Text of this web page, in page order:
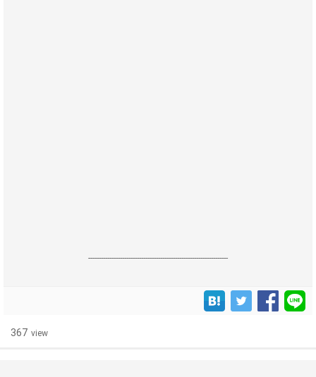
------------------------------------------------------------------
367 view